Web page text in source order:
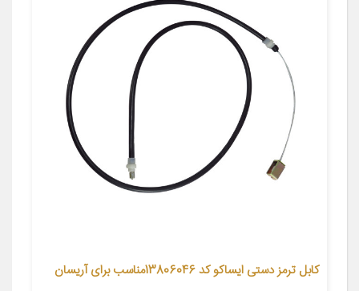
کابل ترمز دستی ایساکو کد 13806046مناسب برای آریسان